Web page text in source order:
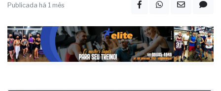
Publicada há 1 mês